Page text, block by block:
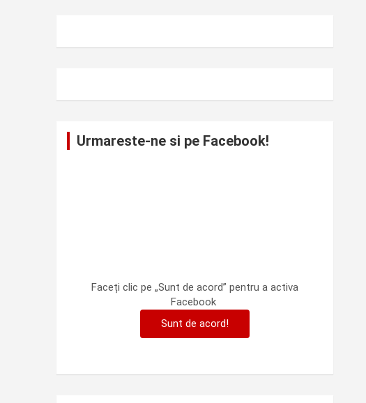
Urmareste-ne si pe Facebook!
Faceți clic pe „Sunt de acord” pentru a activa
Facebook
Sunt de acord!